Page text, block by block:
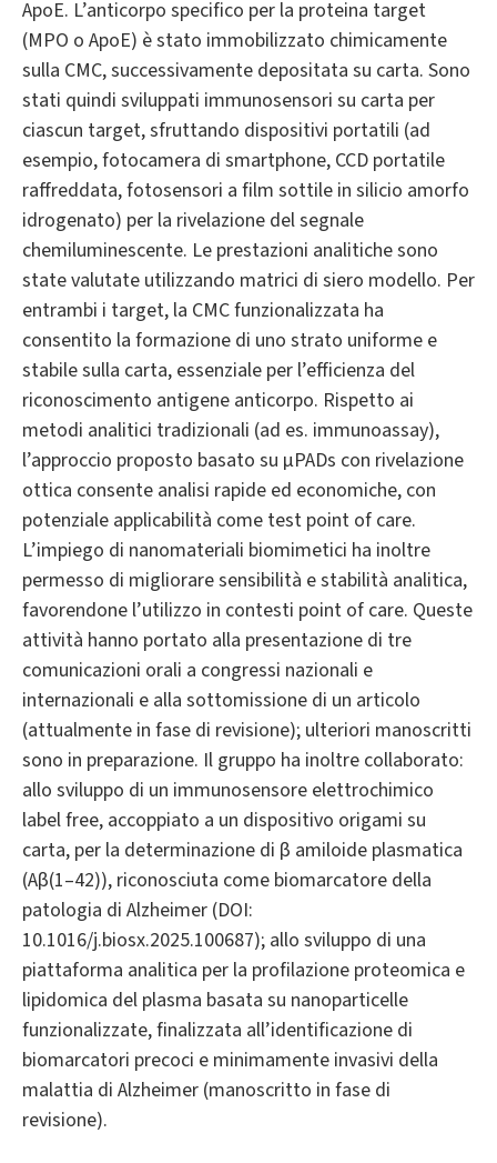
ApoE. L’anticorpo specifico per la proteina target
(MPO o ApoE) è stato immobilizzato chimicamente
sulla CMC, successivamente depositata su carta. Sono
stati quindi sviluppati immunosensori su carta per
ciascun target, sfruttando dispositivi portatili (ad
esempio, fotocamera di smartphone, CCD portatile
raffreddata, fotosensori a film sottile in silicio amorfo
idrogenato) per la rivelazione del segnale
chemiluminescente. Le prestazioni analitiche sono
state valutate utilizzando matrici di siero modello. Per
entrambi i target, la CMC funzionalizzata ha
consentito la formazione di uno strato uniforme e
stabile sulla carta, essenziale per l’efficienza del
riconoscimento antigene anticorpo. Rispetto ai
metodi analitici tradizionali (ad es. immunoassay),
l’approccio proposto basato su µPADs con rivelazione
ottica consente analisi rapide ed economiche, con
potenziale applicabilità come test point of care.
L’impiego di nanomateriali biomimetici ha inoltre
permesso di migliorare sensibilità e stabilità analitica,
favorendone l’utilizzo in contesti point of care. Queste
attività hanno portato alla presentazione di tre
comunicazioni orali a congressi nazionali e
internazionali e alla sottomissione di un articolo
(attualmente in fase di revisione); ulteriori manoscritti
sono in preparazione. Il gruppo ha inoltre collaborato:
allo sviluppo di un immunosensore elettrochimico
label free, accoppiato a un dispositivo origami su
carta, per la determinazione di β amiloide plasmatica
(Aβ(1–42)), riconosciuta come biomarcatore della
patologia di Alzheimer (DOI:
10.1016/j.biosx.2025.100687); allo sviluppo di una
piattaforma analitica per la profilazione proteomica e
lipidomica del plasma basata su nanoparticelle
funzionalizzate, finalizzata all’identificazione di
biomarcatori precoci e minimamente invasivi della
malattia di Alzheimer (manoscritto in fase di
revisione).